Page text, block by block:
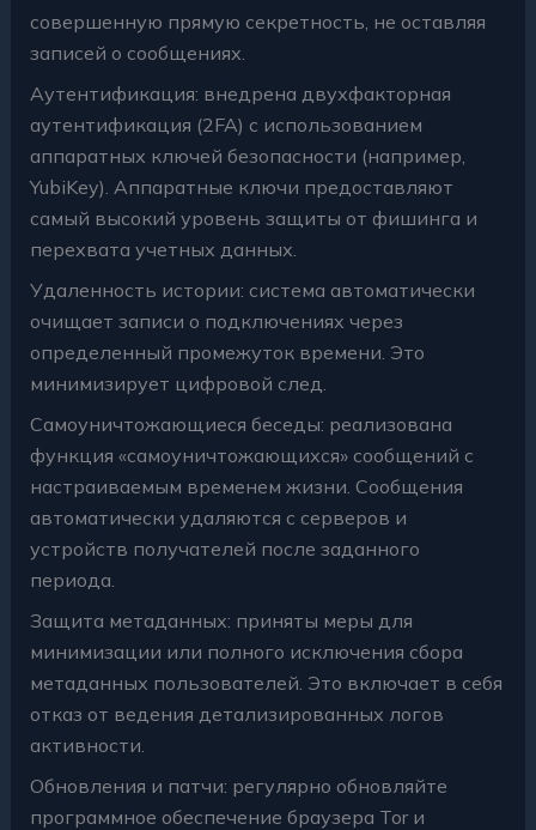
совершенную прямую секретность, не оставляя
записей о сообщениях.
Аутентификация: внедрена двухфакторная
аутентификация (2FA) с использованием
аппаратных ключей безопасности (например,
YubiKey). Аппаратные ключи предоставляют
самый высокий уровень защиты от фишинга и
перехвата учетных данных.
Удаленность истории: система автоматически
очищает записи о подключениях через
определенный промежуток времени. Это
минимизирует цифровой след.
Самоуничтожающиеся беседы: реализована
функция «самоуничтожающихся» сообщений с
настраиваемым временем жизни. Сообщения
автоматически удаляются с серверов и
устройств получателей после заданного
периода.
Защита метаданных: приняты меры для
минимизации или полного исключения сбора
метаданных пользователей. Это включает в себя
отказ от ведения детализированных логов
активности.
Обновления и патчи: регулярно обновляйте
программное обеспечение браузера Tor и